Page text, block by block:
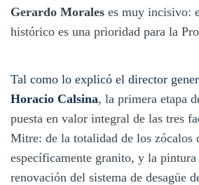
Gerardo Morales es muy incisivo:
histórico es una prioridad para la
Tal como lo explicó el director
Horacio Calsina, la primera etapa
puesta en valor integral de las tres
Mitre: de la totalidad de los zócalos
específicamente granito, y la
renovación del sistema de desagüe